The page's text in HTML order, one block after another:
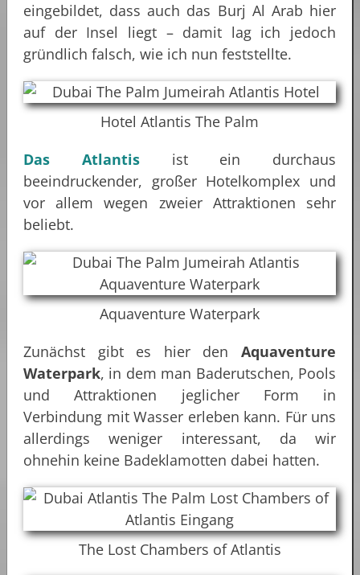
eingebildet, dass auch das Burj Al Arab hier
auf der Insel liegt – damit lag ich jedoch
gründlich falsch, wie ich nun feststellte.
Hotel Atlantis The Palm
Das Atlantis
ist ein durchaus
beeindruckender, großer Hotelkomplex und
vor allem wegen zweier Attraktionen sehr
beliebt.
Aquaventure Waterpark
Zunächst gibt es hier den Aquaventure
Waterpark, in dem man Baderutschen, Pools
und Attraktionen jeglicher Form in
Verbindung mit Wasser erleben kann. Für uns
allerdings weniger interessant, da wir
ohnehin keine Badeklamotten dabei hatten.
The Lost Chambers of Atlantis